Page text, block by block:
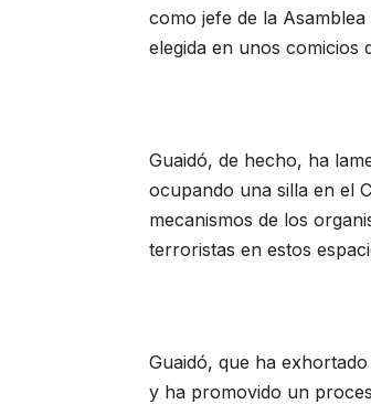
como jefe de la
elegida en unos comicios
Guaidó, de hecho, ha
ocupando una silla en el
mecanismos de los
terroristas en estos
Guaidó, que ha
y ha promovido un